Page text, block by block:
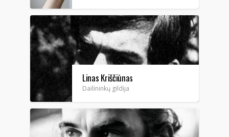
Linas Kriščiūnas
Dailininkų gildija